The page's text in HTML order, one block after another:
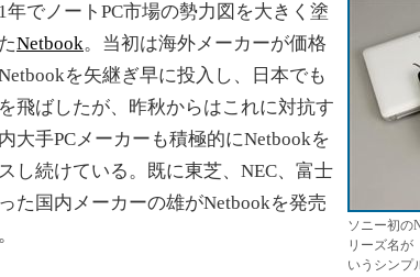
ソニー初の
リーズ名が
いうシンプ
でノートPC市場の勢力図を大きく塗
Netbook。当初は海外メーカーが価格
を矢継ぎ早に投入し、日本でも
飛ばしたが、昨秋からはこれに対抗す
大手PCメーカーも積極的にNetbookを
し続けている。既に東芝、NEC、富士
た国内メーカーの雄がNetbookを発売